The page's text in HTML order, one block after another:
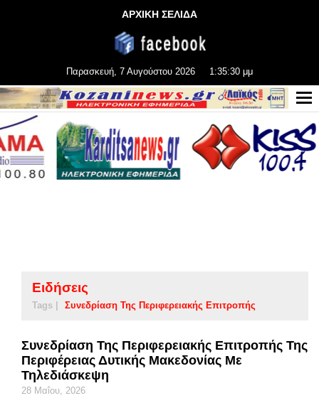
ΑΡΧΙΚΗ ΣΕΛΙΔΑ
Παρασκευή, 7 Αυγούστου 2026 1:35:31 μμ
Ειδήσεις
Tags | Συνεδρίαση Της Περιφερειακής Επιτροπής
Συνεδρίαση Της Περιφερειακής Επιτροπής Της
Περιφέρειας Δυτικής Μακεδονίας Με
Τηλεδιάσκεψη
28 Μαΐου, 2026